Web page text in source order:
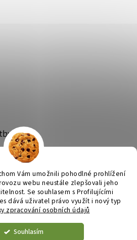
Vám umožnili pohodlné prohlížení
webu neustále zlepšovali jeho
Se souhlasem s Profilujícími
dává uživatel právo využít i nový typ
zpracování osobních údajů
Souhlasím
Vytvořil Shoptet
doplňky. Všechna práva vyhrazena.